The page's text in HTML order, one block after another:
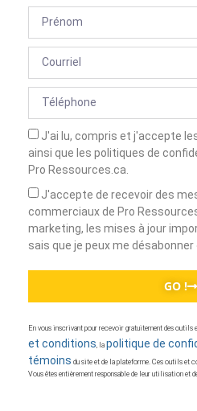
J'ai lu, compris et j'accepte
ainsi que les politiques de
Pro Ressources.ca.
J'accepte de recevoir des
commerciaux de Pro
marketing, les mises à jour
sais que je peux me
GO !
En vous inscrivant pour recevoir gratuitement des outils
et conditions , la politique de
témoins du site et de la plateforme. Ces outils et
Vous êtes entièrement responsable de leur utilisation et